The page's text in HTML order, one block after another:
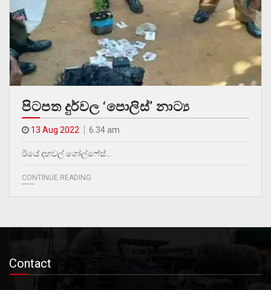
පිටපත දුර්වල ‘පොලිස්’ නාට්‍ය
13 Aug 2022 6.34 am
ඊයේ දහවල් ගෝල්ෆේස්…
CONTINUE READING
Contact